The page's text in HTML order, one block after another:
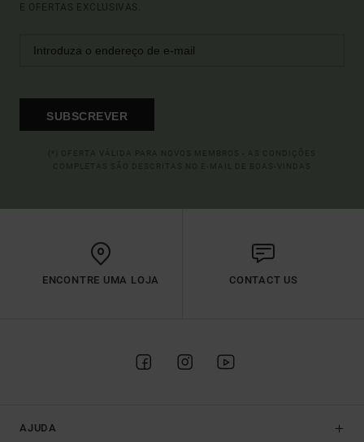
E OFERTAS EXCLUSIVAS.
SUBSCREVER
ENCONTRE UMA LOJA CONTACT US
AJUDA